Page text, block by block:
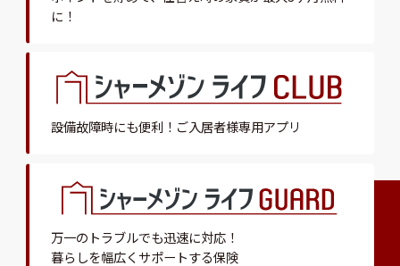
に！
設備故障時にも便利！ ご入居者様専用アプリ
万一のトラブルでも迅速に対応！
暮らしを幅広くサポートする保険